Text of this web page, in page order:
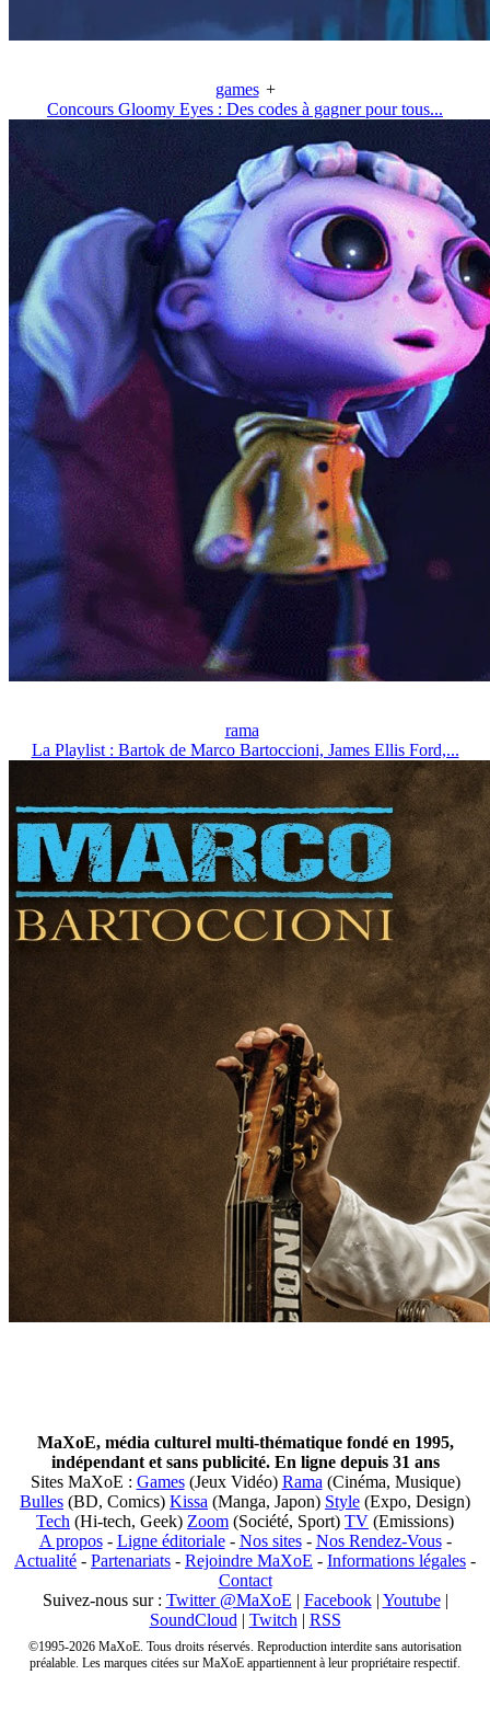
games +
Concours Gloomy Eyes : Des codes à gagner pour tous...
rama
La Playlist : Bartok de Marco Bartoccioni, James Ellis Ford,...
MaXoE, média culturel multi-thématique fondé en 1995,
indépendant et sans publicité. En ligne depuis 31 ans
Sites MaXoE : Games(Jeux Vidéo) Rama (Cinéma, Musique)
Bulles (BD, Comics) Kissa (Manga, Japon) Style (Expo, Design)
Tech (Hi-tech, Geek) Zoom (Société, Sport) TV (Emissions)
A propos- Ligne éditoriale- Nos sites- Nos Rendez-Vous-
Actualité - Partenariats - Rejoindre MaXoE - Informations légales -
Contact
Suivez-nous sur : Twitter @MaXoE | Facebook| Youtube|
SoundCloud | Twitch | RSS
©1995-2026 MaXoE. Tous droits réservés. Reproduction interdite sans autorisation
préalable. Les marques citées sur MaXoE appartiennent à leur propriétaire respectif.